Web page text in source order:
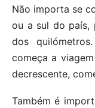
Não importa se
ou a sul do país,
dos
começa a
decrescente,
Também é